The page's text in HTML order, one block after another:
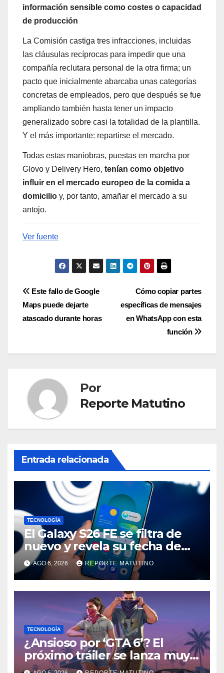
información sensible como costes o capacidad
de producción
La Comisión castiga tres infracciones, incluidas
las cláusulas recíprocas para impedir que una
compañía reclutara personal de la otra firma; un
pacto que inicialmente abarcaba unas categorías
concretas de empleados, pero que después se fue
ampliando también hasta tener un impacto
generalizado sobre casi la totalidad de la plantilla.
Y el más importante: repartirse el mercado.
Todas estas maniobras, puestas en marcha por
Glovo y Delivery Hero, tenían como objetivo
influir en el mercado europeo de la comida a
domicilio y, por tanto, amañar el mercado a su
antojo.
Ver fuente
Navegación
de
Cómo copiar partes
específicas de mensajes
en WhatsApp con esta
función
Este fallo de Google
Maps puede dejarte
atascado durante horas
Por
Reporte Matutino
Entrada relacionada
TECNOLOGÍA
El Galaxy S26 FE se filtra de
nuevo y revela su fecha de
lanzamiento
AGO 6, 2026 REPORTE MATUTINO
TECNOLOGÍA
¿Ansioso por ‘GTA 6’? El
próximo tráiler se lanza muy
pronto… en Netflix